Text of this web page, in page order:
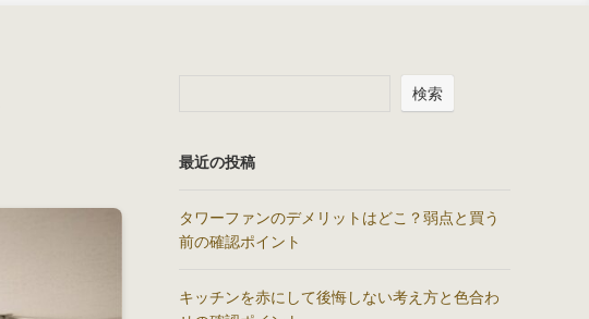
検索
最近の投稿
タワーファンのデメリットはどこ？弱点と買う
前の確認ポイント
キッチンを赤にして後悔しない考え方と色合わ